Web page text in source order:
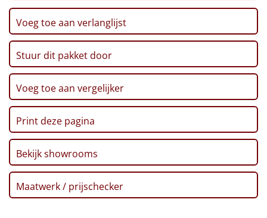
Hitster NIEUW
Pizzarette
Tas
Wake up light
NIEUW
Borrelplank
Warmtekussen
NIEUW
Slowcooker POPULAIR
Voeg toe aan verlanglijst
Stuur dit pakket door
Voeg toe aan vergelijker
Print deze pagina
Bekijk showrooms
Maatwerk / prijschecker